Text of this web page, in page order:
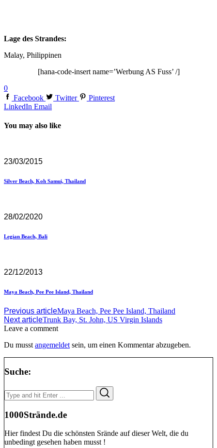
Lage des Strandes:
Malay, Philippinen
[hana-code-insert name=’Werbung AS Fuss’ /]
0
Facebook
Twitter
Pinterest
LinkedIn Email
You may also like
23/03/2015
Silver Beach, Koh Samui, Thailand
28/02/2020
Legian Beach, Bali
22/12/2013
Maya Beach, Pee Pee Island, Thailand
Previous articleMaya Beach, Pee Pee Island, Thailand
Next articleTrunk Bay, St. John, US Virgin Islands
Leave a comment
Du musst angemeldet sein, um einen Kommentar abzugeben.
Suche:
Search
for:
1000Strände.de
Hier findest Du die schönsten Srände auf dieser Welt, die du
unbedingt gesehen haben musst !